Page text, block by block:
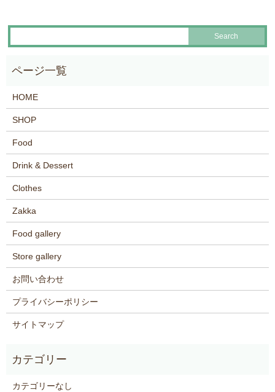
HOME
SHOP
Food
Drink & Dessert
Clothes
Zakka
Food gallery
Store gallery
お問い合わせ
プライバシーポリシー
サイトマップ
カテゴリーなし